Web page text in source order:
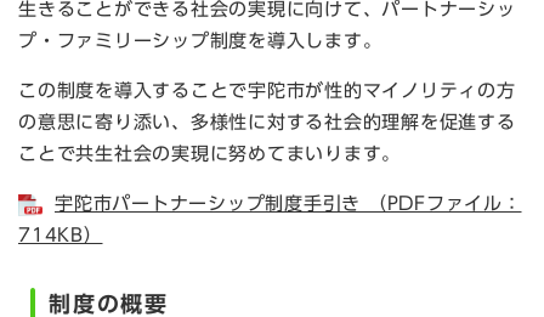
生きることができる社会の実現に向けて、パートナーシッ
プ・ファミリーシップ制度を導入します。
この制度を導入することで宇陀市が性的マイノリティの方
の意思に寄り添い、多様性に対する社会的理解を促進する
ことで共生社会の実現に努めてまいります。
宇陀市パートナーシップ制度手引き （PDFファイル：
714KB）
制度の概要